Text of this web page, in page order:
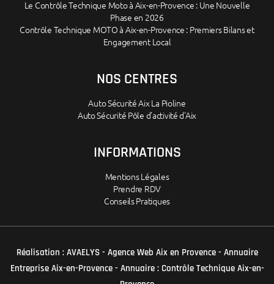
Le Contrôle Technique Moto à Aix-en-Provence : Une Nouvelle
Phase en 2026
Contrôle Technique MOTO à Aix-en-Provence : Premiers Bilans et
Engagement Local
NOS CENTRES
Auto Sécurité Aix La Pioline
Auto Sécurité Pôle d'activité d'Aix
INFORMATIONS
Mentions Légales
Prendre RDV
Conseils Pratiques
Réalisation : AVAELYS - Agence Web Aix en Provence- Annuaire
Entreprise Aix-en-Provence- Annuaire : Contrôle Technique Aix-en-